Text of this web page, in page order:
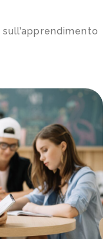
sull’apprendimento